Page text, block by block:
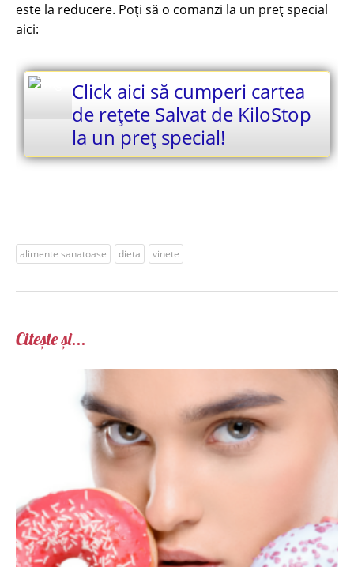
este la reducere. Poți să o comanzi la un preț special
aici:
Click aici să cumperi cartea
de rețete Salvat de KiloStop
la un preț special!
alimente sanatoase dieta vinete
Citește și...